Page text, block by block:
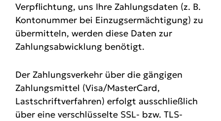
Verpflichtung, uns Ihre Zahlungsdaten (z. B.
Kontonummer bei Einzugsermächtigung) zu
übermitteln, werden diese Daten zur
Zahlungsabwicklung benötigt.
Der Zahlungsverkehr über die gängigen
Zahlungsmittel (Visa/MasterCard,
Lastschriftverfahren) erfolgt ausschließlich
über eine verschlüsselte SSL- bzw. TLS-